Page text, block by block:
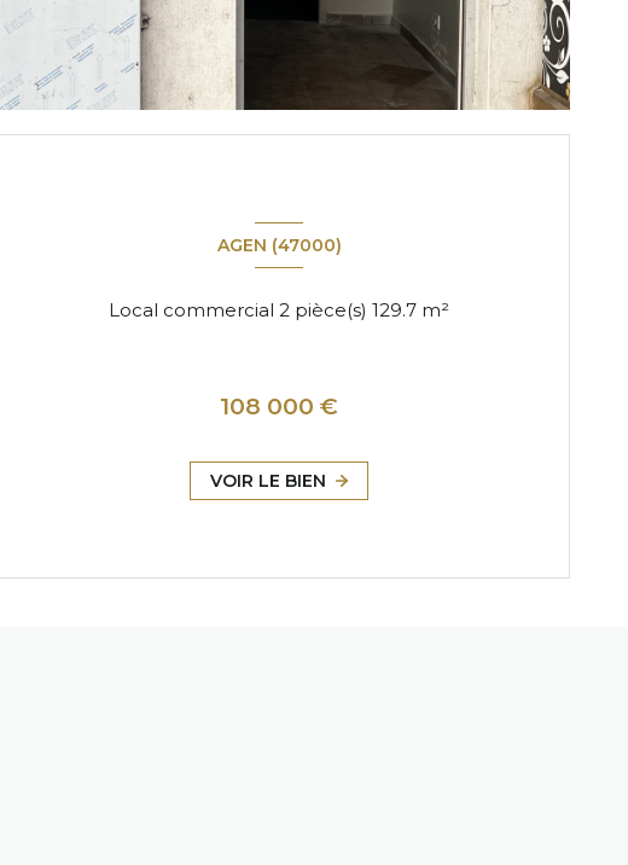
AGEN (47000)
Local commercial 2 pièce(s) 129.7 m²
108 000 €
VOIR LE BIEN